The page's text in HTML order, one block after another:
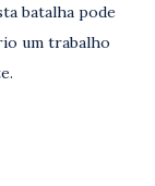
batalha pode
um trabalho